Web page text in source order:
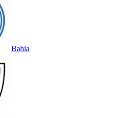
Bahia